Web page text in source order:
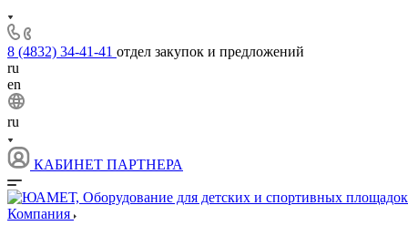
8 (4832) 34-41-41 отдел закупок и предложений
ru
en
ru
КАБИНЕТ ПАРТНЕРА
Компания